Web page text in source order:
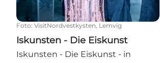
Foto: VisitNordvestkysten, Lemvig
Iskunsten - Die Eiskunst
Iskunsten - Die Eiskunst - in